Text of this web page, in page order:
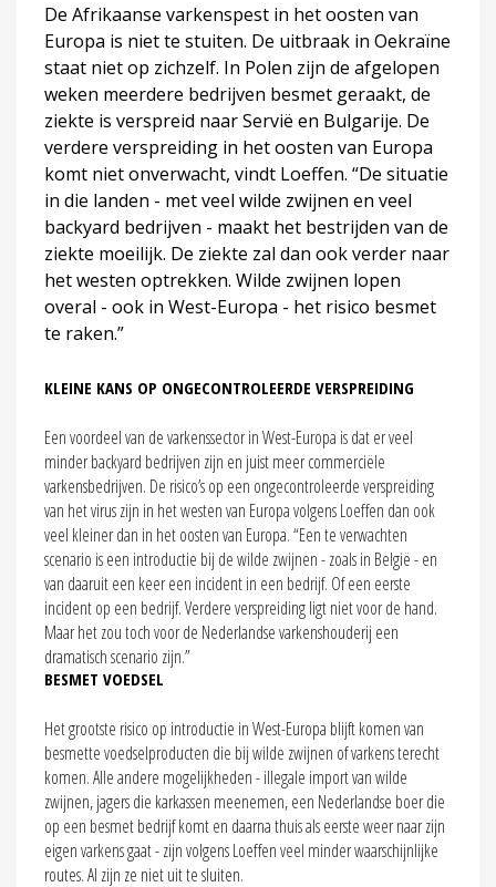
De Afrikaanse varkenspest in het oosten van
Europa is niet te stuiten. De uitbraak in Oekraïne
staat niet op zichzelf. In Polen zijn de afgelopen
weken meerdere bedrijven besmet geraakt, de
ziekte is verspreid naar Servië en Bulgarije. De
verdere verspreiding in het oosten van Europa
komt niet onverwacht, vindt Loeffen. “De situatie
in die landen - met veel wilde zwijnen en veel
backyard bedrijven - maakt het bestrijden van de
ziekte moeilijk. De ziekte zal dan ook verder naar
het westen optrekken. Wilde zwijnen lopen
overal - ook in West-Europa - het risico besmet
te raken.”
KLEINE KANS OP ONGECONTROLEERDE VERSPREIDING
Een voordeel van de varkenssector in West-Europa is dat er veel
minder backyard bedrijven zijn en juist meer commerciële
varkensbedrijven. De risico’s op een ongecontroleerde verspreiding
van het virus zijn in het westen van Europa volgens Loeffen dan ook
veel kleiner dan in het oosten van Europa. “Een te verwachten
scenario is een introductie bij de wilde zwijnen - zoals in België - en
van daaruit een keer een incident in een bedrijf. Of een eerste
incident op een bedrijf. Verdere verspreiding ligt niet voor de hand.
Maar het zou toch voor de Nederlandse varkenshouderij een
dramatisch scenario zijn.”
BESMET VOEDSEL
Het grootste risico op introductie in West-Europa blijft komen van
besmette voedselproducten die bij wilde zwijnen of varkens terecht
komen. Alle andere mogelijkheden - illegale import van wilde
zwijnen, jagers die karkassen meenemen, een Nederlandse boer die
op een besmet bedrijf komt en daarna thuis als eerste weer naar zijn
eigen varkens gaat - zijn volgens Loeffen veel minder waarschijnlijke
routes. Al zijn ze niet uit te sluiten.